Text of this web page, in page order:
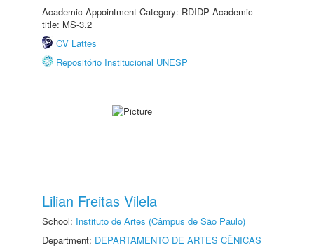
Academic Appointment Category: RDIDP Academic
title: MS-3.2
CV Lattes
Repositório Institucional UNESP
Lilian Freitas Vilela
School: Instituto de Artes (Câmpus de São Paulo)
Department: DEPARTAMENTO DE ARTES CÊNICAS